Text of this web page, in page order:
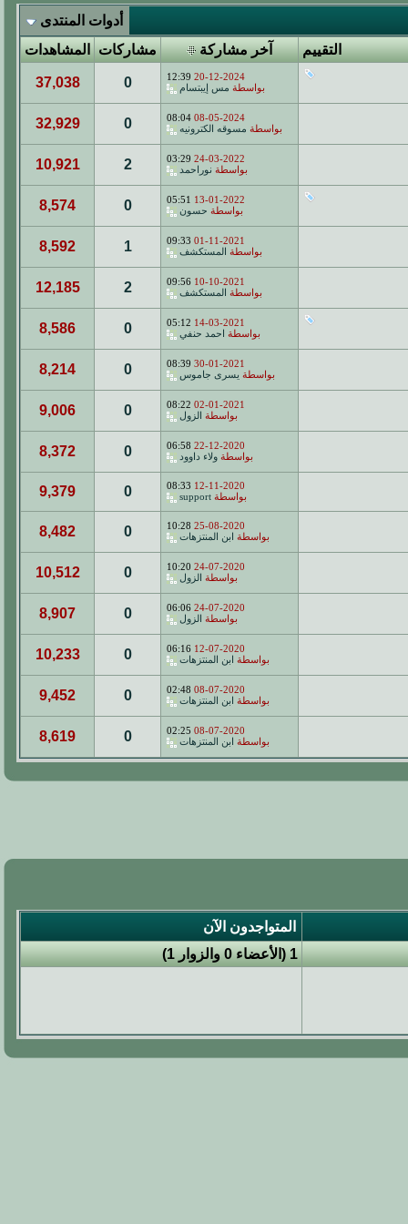
أدوات المنتدى
التقييم
آخر مشاركة مشاركات المشاهدات
20-12-2024
12:39
بواسطة مس إيبتسام 0
37,038
08-05-2024
08:04
بواسطة مسوقه الكترونيه 0
32,929
24-03-2022
03:29
بواسطة نوراحمد 2
10,921
13-01-2022
05:51
بواسطة حسون 0
8,574
01-11-2021
09:33
بواسطة
المستكشف 1
8,592
10-10-2021
09:56
بواسطة
المستكشف 2
12,185
14-03-2021
05:12
بواسطة
احمد حنفي 0
8,586
30-01-2021
08:39
بواسطة يسرى جاموس 0
8,214
02-01-2021
08:22
بواسطة
الزول 0
9,006
22-12-2020
06:58
بواسطة ولاء داوود 0
8,372
12-11-2020
08:33
بواسطة support
0
9,379
25-08-2020
10:28
بواسطة
ابن المنتزهات 0
8,482
24-07-2020
10:20
بواسطة
الزول 0
10,512
24-07-2020
06:06
بواسطة
الزول 0
8,907
12-07-2020
06:16
بواسطة
ابن المنتزهات 0
10,233
08-07-2020
02:48
بواسطة
ابن المنتزهات 0
9,452
08-07-2020
02:25
بواسطة
ابن المنتزهات 0
8,619
المتواجدون الآن
1 (الأعضاء 0 والزوار 1)